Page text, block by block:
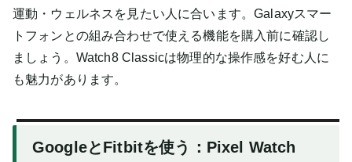
運動・ウェルネスを見たい人に合います。Galaxyスマー
トフォンとの組み合わせで使える機能を購入前に確認し
ましょう。Watch8 Classicは物理的な操作感を好む人に
も魅力があります。
GoogleとFitbitを使う：Pixel Watch